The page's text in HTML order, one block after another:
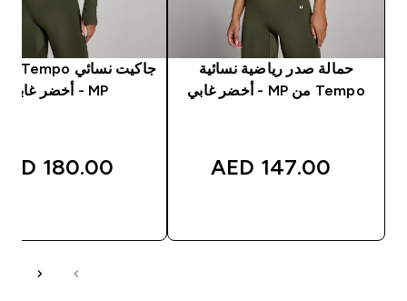
حمالة صدر رياضية نسائية
Tempo من MP - أخضر غابي
147.00 AED‎
MP - أخضر غابي
180.00 AED‎